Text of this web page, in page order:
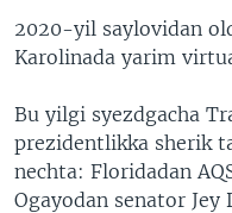
2020-yil saylovidan
Karolinada yarim
Bu yilgi syezdgacha
prezidentlikka sherik
nechta: Floridadan
Ogayodan senator Jey